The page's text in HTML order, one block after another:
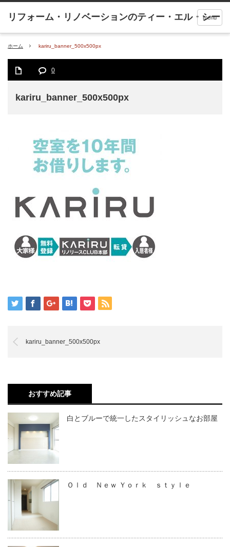
menu
ホーム kariru_banner_500x500px
0
kariru_banner_500x500px
kariru_banner_500x500px
おすすめ記事
白とブルーで統一したスタイリッシュなお部屋
Ｏｌｄ Ｎｅｗ Ｙｏｒｋ ｓｔｙｌｅ